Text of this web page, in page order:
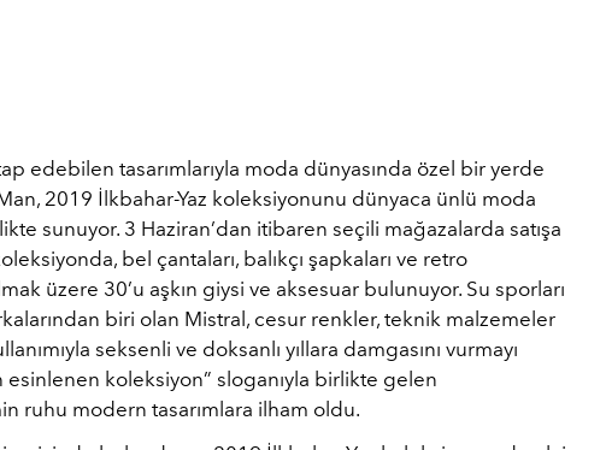
edebilen tasarımlarıyla moda dünyasında özel bir yerde
2019 İlkbahar-Yaz koleksiyonunu dünyaca ünlü moda
sunuyor. 3 Haziran’dan itibaren seçili mağazalarda satışa
bel çantaları, balıkçı şapkaları ve retro
üzere 30’u aşkın giysi ve aksesuar bulunuyor. Su sporları
biri olan Mistral, cesur renkler, teknik malzemeler
seksenli ve doksanlı yıllara damgasını vurmayı
esinlenen koleksiyon” sloganıyla birlikte gelen
ruhu modern tasarımlara ilham oldu.